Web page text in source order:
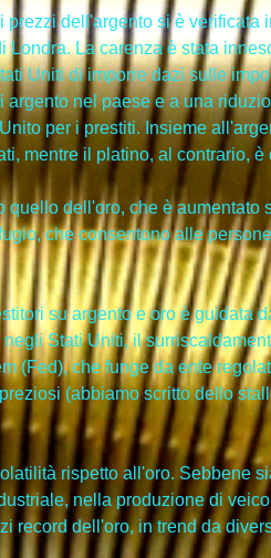
prezzi dell'argento si è verificata
Londra. La carenza è stata
Uniti di imporre dazi sulle
argento nel paese e a una
per i prestiti. Insieme
mentre il platino, al contrario, è
dell'oro, che è aumentato
che consentono alle
su argento e oro è guidata
Stati Uniti, il
(Fed), che funge da ente
(abbiamo scritto dello
rispetto all'oro. Sebbene
nella produzione di
record dell'oro, in trend da